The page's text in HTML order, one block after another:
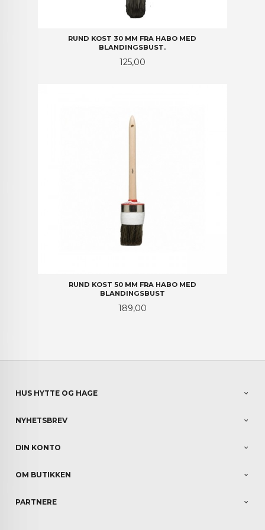
RUND KOST 30 MM FRA HABO MED
BLANDINGSBUST.
Pris
125,00
RUND KOST 50 MM FRA HABO MED
BLANDINGSBUST
Pris
189,00
HUS HYTTE OG HAGE
NYHETSBREV
DIN KONTO
OM BUTIKKEN
PARTNERE